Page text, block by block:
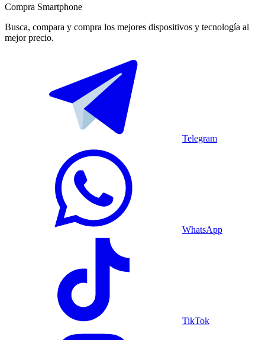
Compra Smartphone
Busca, compara y compra los mejores dispositivos y tecnología al
mejor precio.
Telegram
WhatsApp
TikTok